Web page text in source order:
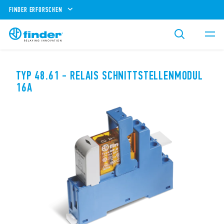
FINDER ERFORSCHEN
TYP 48.61 - RELAIS SCHNITTSTELLENMODUL
16A